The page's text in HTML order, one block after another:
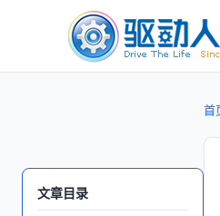
文章目录
首